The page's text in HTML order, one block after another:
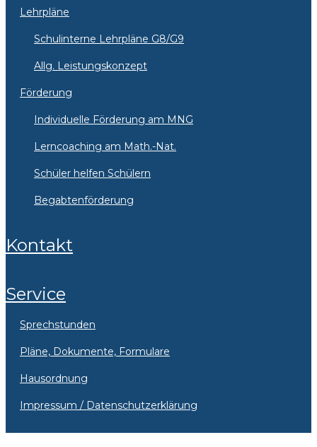
Lehrpläne
Schulinterne Lehrpläne G8/G9
Allg. Leistungskonzept
Förderung
Individuelle Förderung am MNG
Lerncoaching am Math.-Nat.
Schüler helfen Schülern
Begabtenförderung
Kontakt
Service
Sprechstunden
Pläne, Dokumente, Formulare
Hausordnung
Impressum / Datenschutzerklärung